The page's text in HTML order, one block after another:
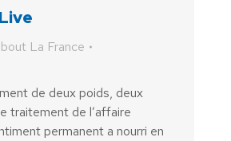
La France
de deux poids, deux
traitement de l’affaire
permanent a nourri en